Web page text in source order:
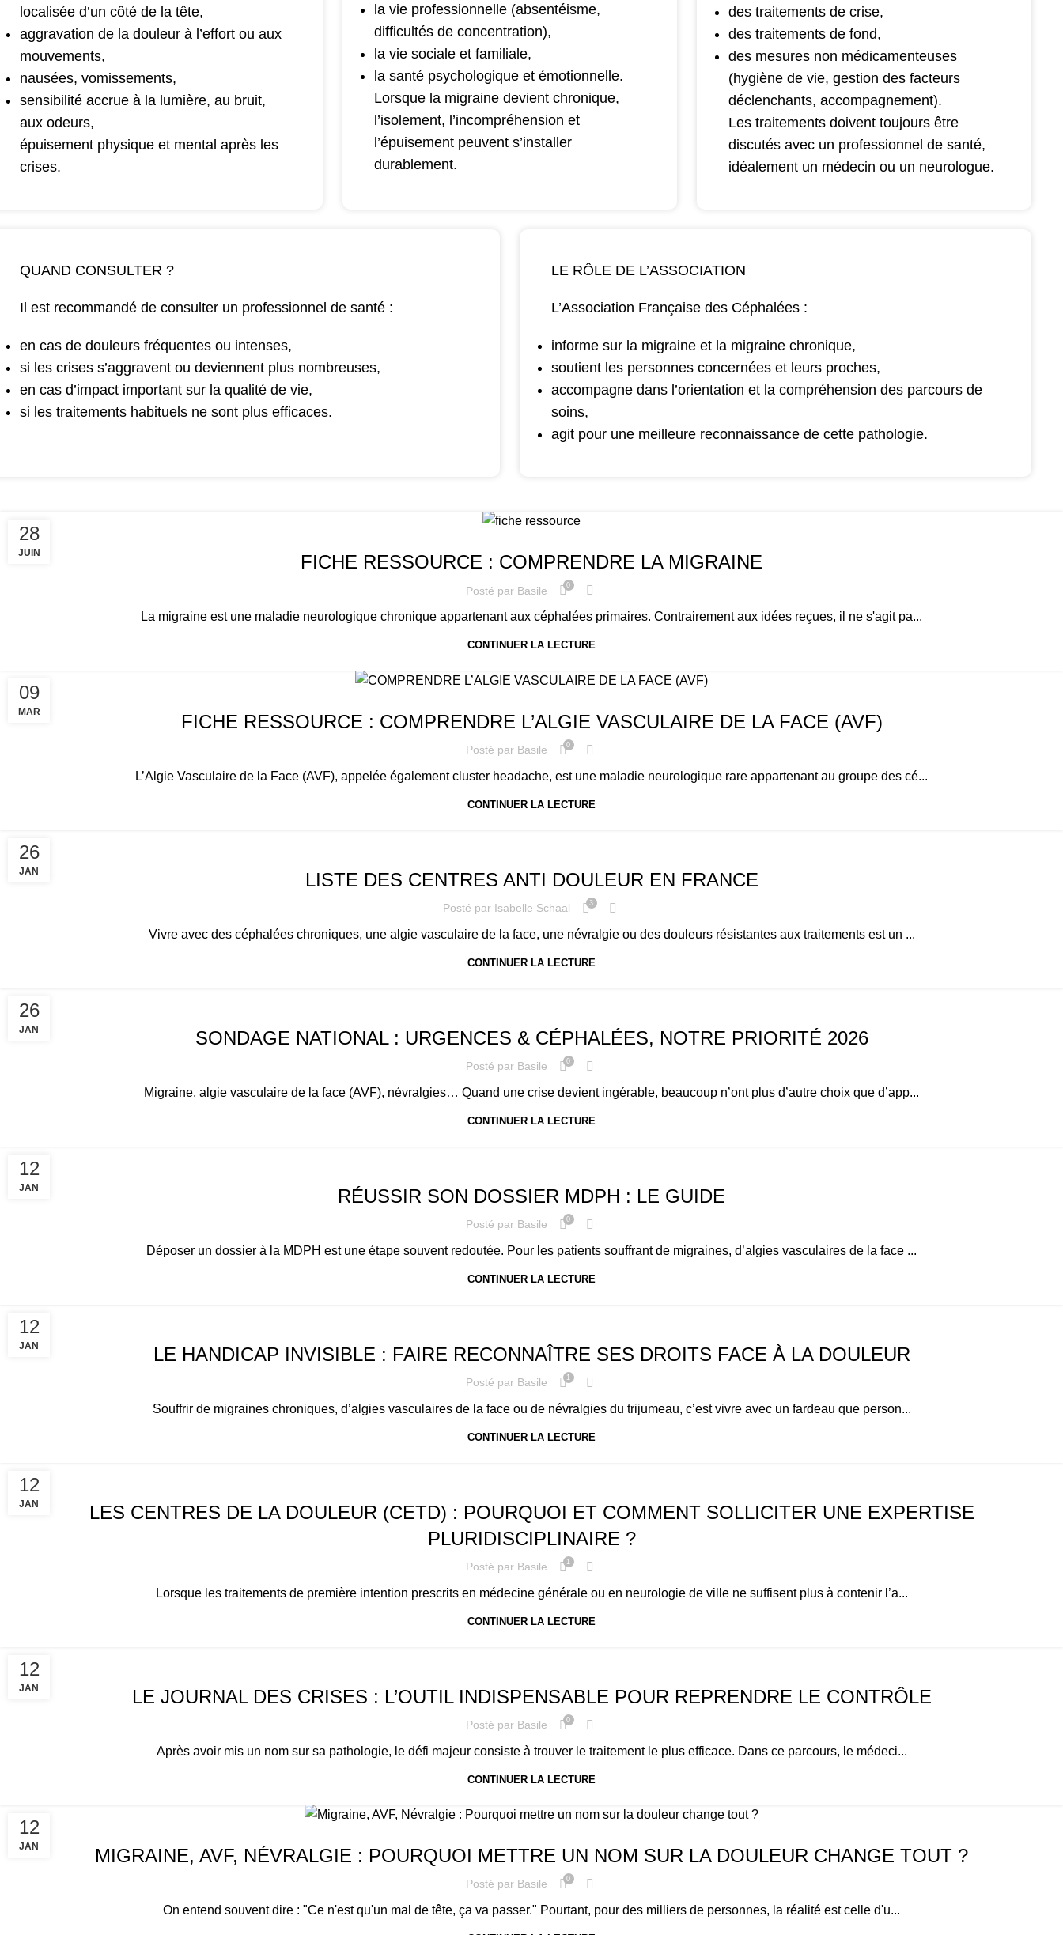
localisée d’un côté de la tête,
aggravation de la douleur à l’effort ou aux
mouvements,
nausées, vomissements,
sensibilité accrue à la lumière, au bruit,
aux odeurs,
épuisement physique et mental après les
crises.
la vie professionnelle (absentéisme,
difficultés de concentration),
la vie sociale et familiale,
la santé psychologique et émotionnelle.
Lorsque la migraine devient chronique,
l’isolement, l’incompréhension et
l’épuisement peuvent s’installer
durablement.
des traitements de crise,
des traitements de fond,
des mesures non médicamenteuses
(hygiène de vie, gestion des facteurs
déclenchants, accompagnement).
Les traitements doivent toujours être
discutés avec un professionnel de santé,
idéalement un médecin ou un neurologue.
QUAND CONSULTER ?
Il est recommandé de consulter un professionnel de santé :
en cas de douleurs fréquentes ou intenses,
si les crises s’aggravent ou deviennent plus nombreuses,
en cas d’impact important sur la qualité de vie,
si les traitements habituels ne sont plus efficaces.
LE RÔLE DE L’ASSOCIATION
L’Association Française des Céphalées :
informe sur la migraine et la migraine chronique,
soutient les personnes concernées et leurs proches,
accompagne dans l’orientation et la compréhension des parcours de
soins,
agit pour une meilleure reconnaissance de cette pathologie.
28
JUIN
FICHES RESSOURCES
FICHE RESSOURCE : COMPRENDRE LA MIGRAINE
Posté par Basile 0
La migraine est une maladie neurologique chronique appartenant aux céphalées primaires. Contrairement aux idées reçues, il ne s'agit pa...
CONTINUER LA LECTURE
09
MAR
FICHES RESSOURCES
FICHE RESSOURCE : COMPRENDRE L’ALGIE VASCULAIRE DE LA FACE (AVF)
Posté par Basile 0
L’Algie Vasculaire de la Face (AVF), appelée également cluster headache, est une maladie neurologique rare appartenant au groupe des cé...
CONTINUER LA LECTURE
26
JAN
ACTUALITÉS
LISTE DES CENTRES ANTI DOULEUR EN FRANCE
Posté par Isabelle Schaal 3
Vivre avec des céphalées chroniques, une algie vasculaire de la face, une névralgie ou des douleurs résistantes aux traitements est un ...
CONTINUER LA LECTURE
26
JAN
ACTUALITÉS
SONDAGE NATIONAL : URGENCES & CÉPHALÉES, NOTRE PRIORITÉ 2026
Posté par Basile 0
Migraine, algie vasculaire de la face (AVF), névralgies… Quand une crise devient ingérable, beaucoup n’ont plus d’autre choix que d’app...
CONTINUER LA LECTURE
12
JAN
ACTUALITÉS
RÉUSSIR SON DOSSIER MDPH : LE GUIDE
Posté par Basile 0
Déposer un dossier à la MDPH est une étape souvent redoutée. Pour les patients souffrant de migraines, d’algies vasculaires de la face ...
CONTINUER LA LECTURE
12
JAN
ACTUALITÉS
LE HANDICAP INVISIBLE : FAIRE RECONNAÎTRE SES DROITS FACE À LA DOULEUR
Posté par Basile 1
Souffrir de migraines chroniques, d’algies vasculaires de la face ou de névralgies du trijumeau, c’est vivre avec un fardeau que person...
CONTINUER LA LECTURE
12
JAN
ACTUALITÉS
LES CENTRES DE LA DOULEUR (CETD) : POURQUOI ET COMMENT SOLLICITER UNE EXPERTISE
PLURIDISCIPLINAIRE ?
Posté par Basile 1
Lorsque les traitements de première intention prescrits en médecine générale ou en neurologie de ville ne suffisent plus à contenir l’a...
CONTINUER LA LECTURE
12
JAN
ACTUALITÉS
LE JOURNAL DES CRISES : L’OUTIL INDISPENSABLE POUR REPRENDRE LE CONTRÔLE
Posté par Basile 0
Après avoir mis un nom sur sa pathologie, le défi majeur consiste à trouver le traitement le plus efficace. Dans ce parcours, le médeci...
CONTINUER LA LECTURE
12
JAN
ACTUALITÉS
MIGRAINE, AVF, NÉVRALGIE : POURQUOI METTRE UN NOM SUR LA DOULEUR CHANGE TOUT ?
Posté par Basile 0
On entend souvent dire : "Ce n'est qu'un mal de tête, ça va passer." Pourtant, pour des milliers de personnes, la réalité est celle d'u...